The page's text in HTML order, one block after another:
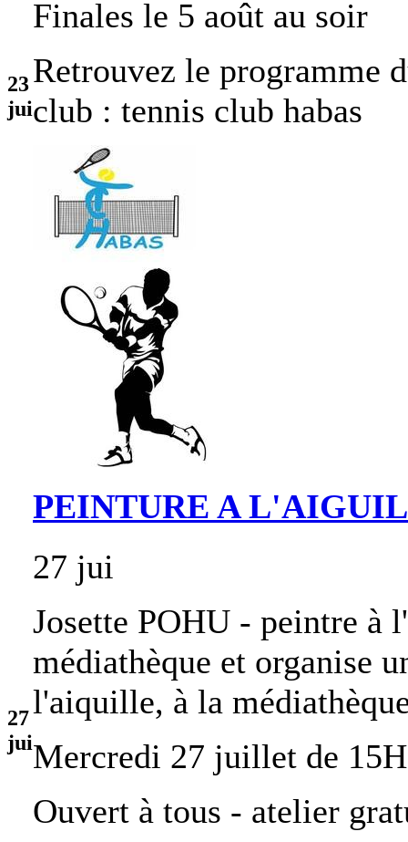
23
jui
Finales le 5 août au soir
Retrouvez le programme
club : tennis club habas
27
jui
PEINTURE A
27 jui
Josette POHU - peintre à
médiathèque et organise
l'aiquille, à la
Mercredi 27 juillet de
Ouvert à tous - atelier